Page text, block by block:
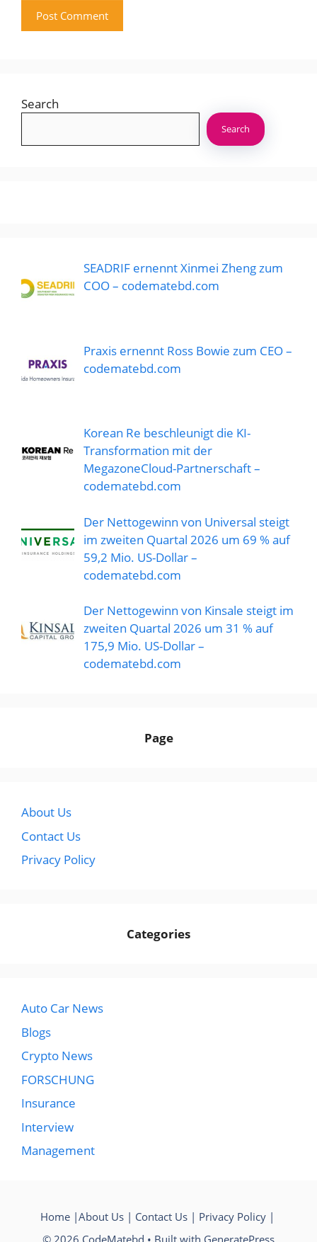
Search
Search
SEADRIF ernennt Xinmei Zheng zum
COO – codematebd.com
Praxis ernennt Ross Bowie zum CEO –
codematebd.com
Korean Re beschleunigt die KI-
Transformation mit der
MegazoneCloud-Partnerschaft –
codematebd.com
Der Nettogewinn von Universal steigt
im zweiten Quartal 2026 um 69 % auf
59,2 Mio. US-Dollar –
codematebd.com
Der Nettogewinn von Kinsale steigt im
zweiten Quartal 2026 um 31 % auf
175,9 Mio. US-Dollar –
codematebd.com
Page
About Us
Contact Us
Privacy Policy
Categories
Auto Car News
Blogs
Crypto News
FORSCHUNG
Insurance
Interview
Management
Home|About Us| Contact Us| Privacy Policy|